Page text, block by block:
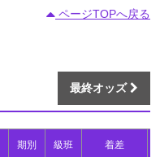
ページTOPへ戻る
最終オッズ
期別 級班 着差